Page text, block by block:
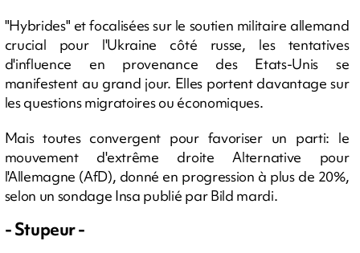
"Hybrides" et focalisées sur le soutien militaire allemand
crucial pour l'Ukraine côté russe, les tentatives
d'influence en provenance des Etats-Unis se
manifestent au grand jour. Elles portent davantage sur
les questions migratoires ou économiques.
Mais toutes convergent pour favoriser un parti: le
mouvement d'extrême droite Alternative pour
l'Allemagne (AfD), donné en progression à plus de 20%,
selon un sondage Insa publié par Bild mardi.
- Stupeur -